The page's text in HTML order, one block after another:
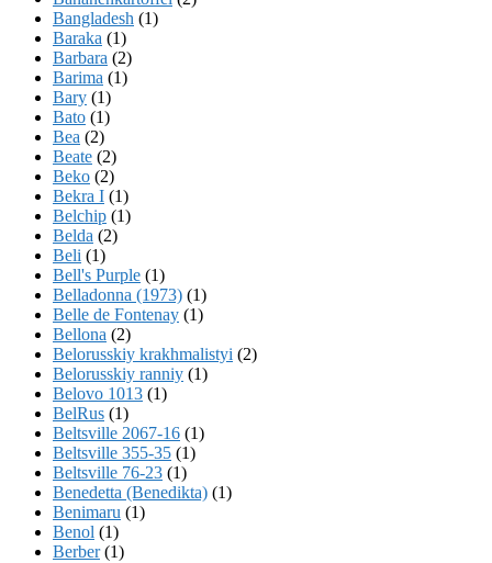
Bangladesh (1)
Baraka (1)
Barbara (2)
Barima (1)
Bary (1)
Bato (1)
Bea (2)
Beate (2)
Beko (2)
Bekra I (1)
Belchip (1)
Belda (2)
Beli (1)
Bell's Purple (1)
Belladonna (1973) (1)
Belle de Fontenay (1)
Bellona (2)
Belorusskiy krakhmalistyi (2)
Belorusskiy ranniy (1)
Belovo 1013 (1)
BelRus (1)
Beltsville 2067-16 (1)
Beltsville 355-35 (1)
Beltsville 76-23 (1)
Benedetta (Benedikta) (1)
Benimaru (1)
Benol (1)
Berber(1)